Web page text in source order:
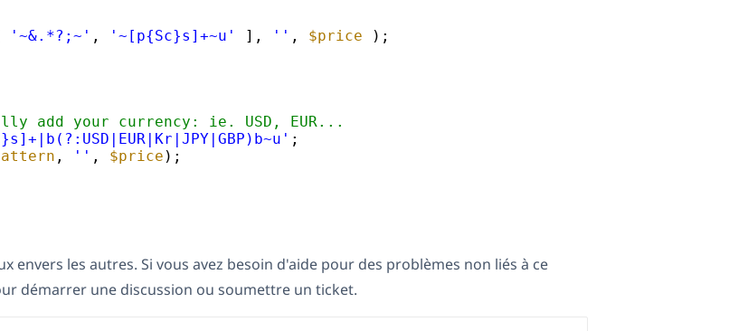
'~&.*?;~' , '~[p{Sc}s]+~u' ], '' , $price );
add your currency: ie. USD, EUR...
;
, '' , $price );
envers les autres. Si vous avez besoin d'aide pour des problèmes non liés à ce
démarrer une discussion ou soumettre un ticket.